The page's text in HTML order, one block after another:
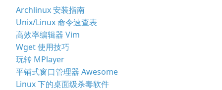
Archlinux 安装指南
Unix/Linux 命令速查表
高效率编辑器 Vim
Wget 使用技巧
玩转 MPlayer
平铺式窗口管理器 Awesome
Linux 下的桌面级杀毒软件